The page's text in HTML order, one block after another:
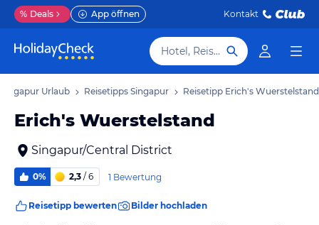
% Deals App öffnen Kontakt
Hotel, Reiseziel
Singapur Urlaub Reisetipps Singapur Reisetipp Erich's Wuerstelstand
Erich's Wuerstelstand
Singapur/Central District
0% 2,3 / 6 1 Bewertung
Reisetipp bewerten Bilder hochladen